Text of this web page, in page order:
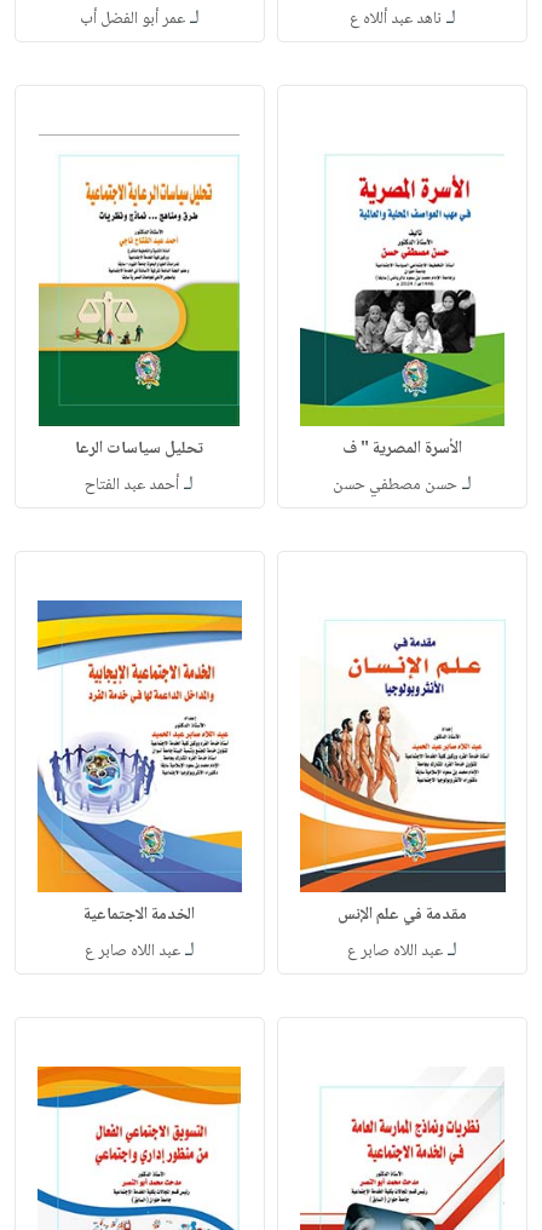
لـ ناهد عبد أللاه ع لـعمر أبو الفضل أب
الأسرة المصرية " ف
لـحسن مصطفي حسن
تحليل سياسات الرعا
لـأحمد عبد الفتاح
مقدمة في علم الإنس
لـعبد اللاه صابر ع
الخدمة الاجتماعية
لـعبد اللاه صابر ع